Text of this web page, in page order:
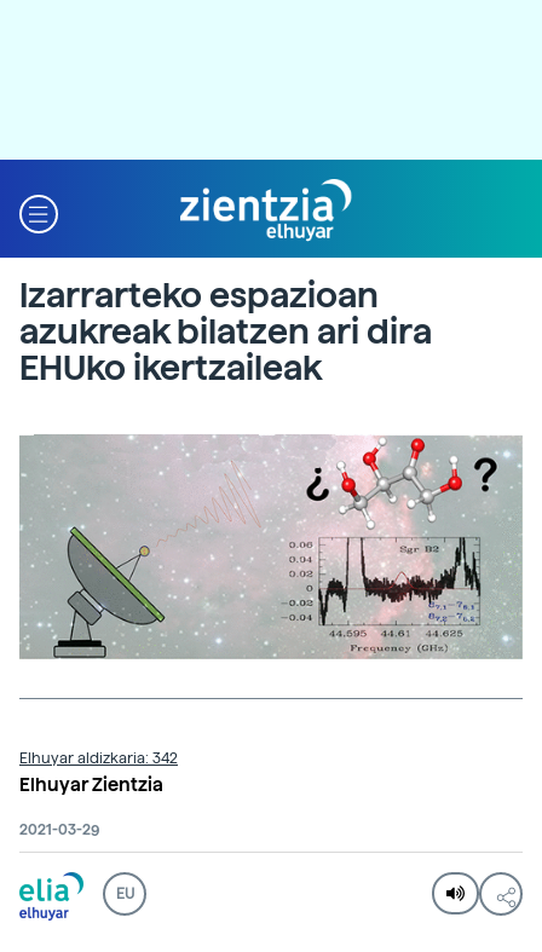
Izarrarteko espazioan
azukreak bilatzen ari dira
EHUko ikertzaileak
Elhuyar aldizkaria: 342
Elhuyar Zientzia
2021-03-29
EU